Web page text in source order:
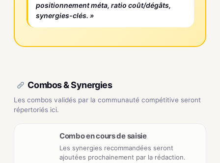
positionnement méta, ratio coût/dégâts,
synergies-clés. »
Combos & Synergies
Les combos validés par la communauté compétitive seront
répertoriés ici.
Combo en cours de saisie
Les synergies recommandées seront
ajoutées prochainement par la rédaction.